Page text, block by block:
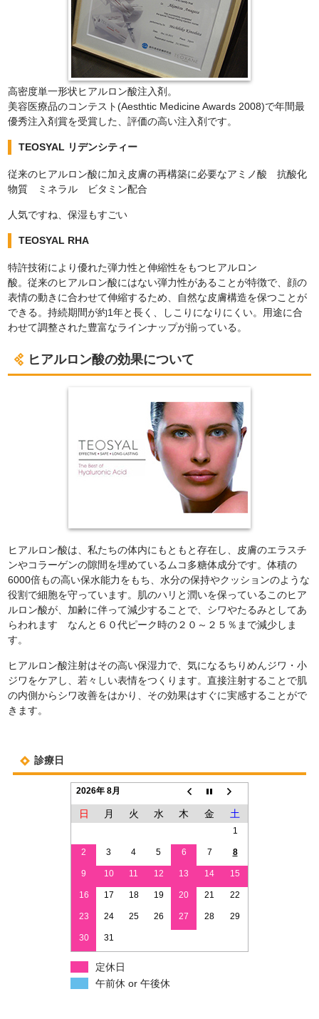
高密度単一形状ヒアルロン酸注入剤。
美容医療品のコンテスト(Aesthtic Medicine Awards 2008)で年間最
優秀注入剤賞を受賞した、評価の高い注入剤です。
TEOSYAL リデンシティー
従来のヒアルロン酸に加え皮膚の再構築に必要なアミノ酸 抗酸化
物質 ミネラル ビタミン配合
人気ですね、保湿もすごい
TEOSYAL RHA
特許技術により優れた弾力性と伸縮性をもつヒアルロン
酸。従来のヒアルロン酸にはない弾力性があることが特徴で、顔の
表情の動きに合わせて伸縮するため、自然な皮膚構造を保つことが
できる。持続期間が約1年と長く、しこりになりにくい。用途に合
わせて調整された豊富なラインナップが揃っている。
ヒアルロン酸の効果について
ヒアルロン酸は、私たちの体内にもともと存在し、皮膚のエラスチ
ンやコラーゲンの隙間を埋めているムコ多糖体成分です。体積の
6000倍もの高い保水能力をもち、水分の保持やクッションのような
役割で細胞を守っています。肌のハリと潤いを保っているこのヒア
ルロン酸が、加齢に伴って減少することで、シワやたるみとしてあ
らわれます なんと６０代ピーク時の２０～２５％まで減少しま
す。
ヒアルロン酸注射はその高い保湿力で、気になるちりめんジワ・小
ジワをケアし、若々しい表情をつくります。直接注射することで肌
の内側からシワ改善をはかり、その効果はすぐに実感することがで
きます。
診療日
2026年 8月
日 月 火 水 木 金 土
1
2 3 4 5 6 7 8
9 10 11 12 13 14 15
16 17 18 19 20 21 22
23 24 25 26 27 28 29
30 31
定休日
午前休 or 午後休